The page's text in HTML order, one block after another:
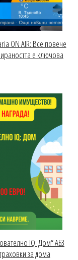
ON AIR: Все повече
е ключова
IQ: Дом“ АБЗ
за дома